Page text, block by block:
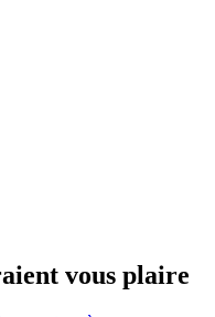
vous plaire